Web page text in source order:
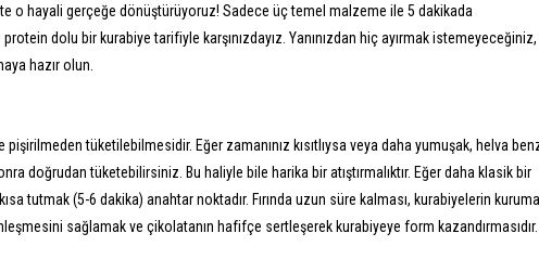
o hayali gerçeğe dönüştürüyoruz! Sadece üç temel malzeme ile 5 dakikada
dolu bir kurabiye tarifiyle karşınızdayız. Yanınızdan hiç ayırmak istemeyeceğiniz,
hazır olun.
tüketilebilmesidir. Eğer zamanınız kısıtlıysa veya daha yumuşak, helva
doğrudan tüketebilirsiniz. Bu haliyle bile harika bir atıştırmalıktır. Eğer daha klasik bir
tutmak (5-6 dakika) anahtar noktadır. Fırında uzun süre kalması, kurabiyelerin
sağlamak ve çikolatanın hafifçe sertleşerek kurabiyeye form kazandırmasıdır.